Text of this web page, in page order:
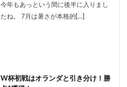
今年もあっという間に後半に入りまし
たね。 7月は暑さが本格的[…]
W杯初戦はオランダと引き分け！勝